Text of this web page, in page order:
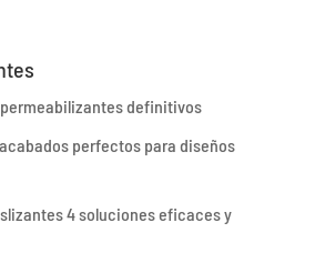
definitivos
perfectos para diseños
4 soluciones eficaces y